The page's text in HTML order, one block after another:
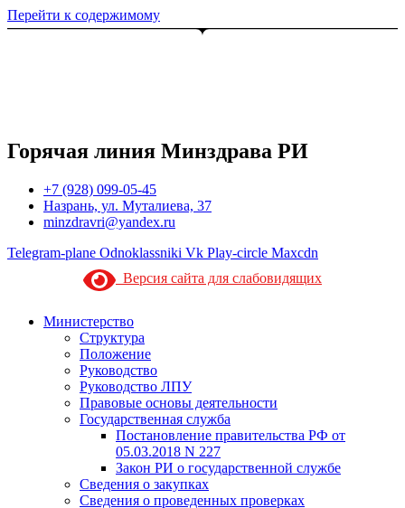
Перейти к содержимому
Горячая линия Минздрава РИ
+7 (928) 099-05-45
Назрань, ул. Муталиева, 37
minzdravri@yandex.ru
Telegram-plane Odnoklassniki Vk Play-circle Maxcdn
Версия сайта для слабовидящих
Министерство
Структура
Положение
Руководство
Руководство ЛПУ
Правовые основы деятельности
Государственная служба
Постановление правительства РФ от
05.03.2018 N 227
Закон РИ о государственной службе
Сведения о закупках
Сведения о проведенных проверках